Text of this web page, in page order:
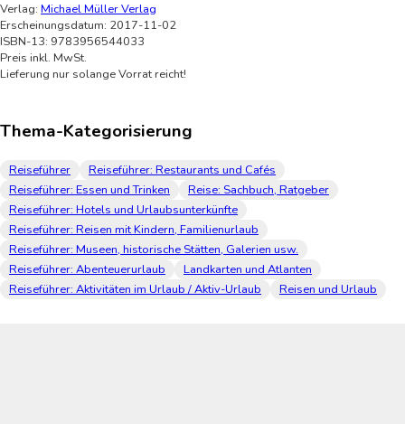
Verlag: Michael Müller Verlag
Erscheinungsdatum: 2017-11-02
ISBN-13: 9783956544033
Preis inkl. MwSt.
Lieferung nur solange Vorrat reicht!
Thema-Kategorisierung
Reiseführer
Reiseführer: Restaurants und Cafés
Reiseführer: Essen und Trinken
Reise: Sachbuch, Ratgeber
Reiseführer: Hotels und Urlaubsunterkünfte
Reiseführer: Reisen mit Kindern, Familienurlaub
Reiseführer: Museen, historische Stätten, Galerien usw.
Reiseführer: Abenteuerurlaub
Landkarten und Atlanten
Reiseführer: Aktivitäten im Urlaub / Aktiv-Urlaub
Reisen und Urlaub